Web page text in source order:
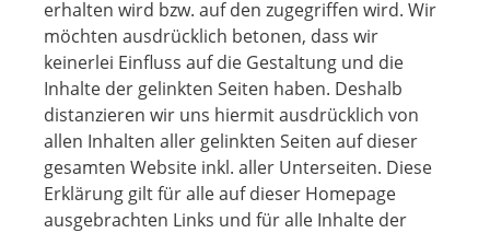
erhalten wird bzw. auf den zugegriffen wird. Wir
möchten ausdrücklich betonen, dass wir
keinerlei Einfluss auf die Gestaltung und die
Inhalte der gelinkten Seiten haben. Deshalb
distanzieren wir uns hiermit ausdrücklich von
allen Inhalten aller gelinkten Seiten auf dieser
gesamten Website inkl. aller Unterseiten. Diese
Erklärung gilt für alle auf dieser Homepage
ausgebrachten Links und für alle Inhalte der